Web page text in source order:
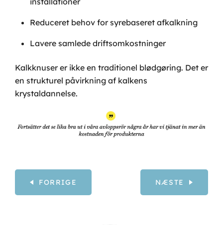
Reduceret behov for syrebaseret afkalkning
Lavere samlede driftsomkostninger
Kalkknuser er ikke en traditionel blødgøring. Det er
en strukturel påvirkning af kalkens
krystaldannelse.
FORRIGE NÆSTE